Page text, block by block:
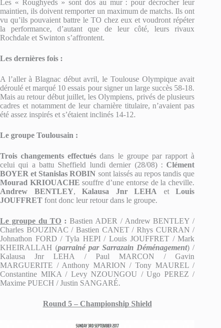
Les « Roughyeds » sont dos au mur : pour décrocher leur
maintien, ils doivent remporter un maximum de matchs. Ils ont
vu qu’ils pouvaient battre le TO chez eux et voudront répéter
la performance, d’autant que de leur côté, leurs rivaux
Rochdale et Swinton s’affrontent.
Les dernières fois :
A l’aller à Blagnac début avril, le Toulouse Olympique avait
déroulé et marqué 10 essais pour signer un large succès 58-18.
Mais au retour début juillet, les Olympiens, privés de plusieurs
cadres et notamment de leur charnière titulaire, n’avaient pas
été assez inspirés et s’étaient inclinés 14-12.
Le groupe Toulousain :
Trois changements effectués dans le groupe par rapport à
celui qui a battu Sheffield lundi dernier (28/08) :Clément
BOYER et Stanislas ROBIN sont laissés au repos tandis que
Mourad KRIOUACHE souffre d’une entorse de la cheville.
Andrew BENTLEY,Kalausa Jnr LEHA etLouis
JOUFFRET font donc leur retour dans le groupe.
Le groupe du TO : Bastien ADER / Andrew BENTLEY /
Charles BOUZINAC / Bastien CANET / Rhys CURRAN /
Johnathon FORD / Tyla HEPI / Louis JOUFFRET / Mark
KHEIRALLAH (parrainé par Sarrazain Déménagement) /
Kalausa Jnr LEHA / Paul MARCON / Gavin
MARGUERITE / Anthony MARION / Tony MAUREL /
Constantine MIKA / Levy NZOUNGOU / Ugo PEREZ /
Maxime PUECH / Justin SANGARÉ.
Round 5 – Championship Shield